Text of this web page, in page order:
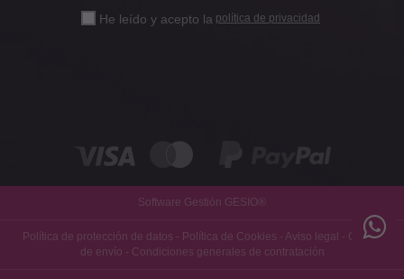
He leído y acepto la política de privacidad
Software Gestión GESIO®
Política de protección de datos - Política de Cookies - Aviso legal - Gastos
de envío - Condiciones generales de contratación